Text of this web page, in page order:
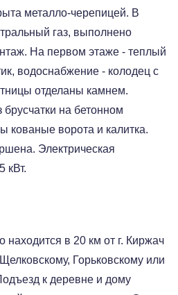
металло-черепицей. В
газ, выполнено
На первом этаже - теплый
водоснабжение - колодец с
отделаны камнем.
на бетонном
кованые ворота и калитка.
Электрическая
кВт.
в 20 км от г. Киржач
Горьковскому или
к деревне и дому